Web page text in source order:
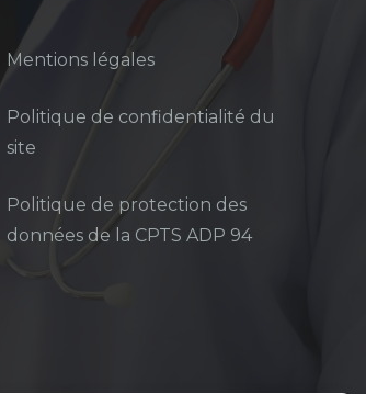
Mentions légales
Politique de confidentialité du
site
Politique de protection des
données de la CPTS ADP 94